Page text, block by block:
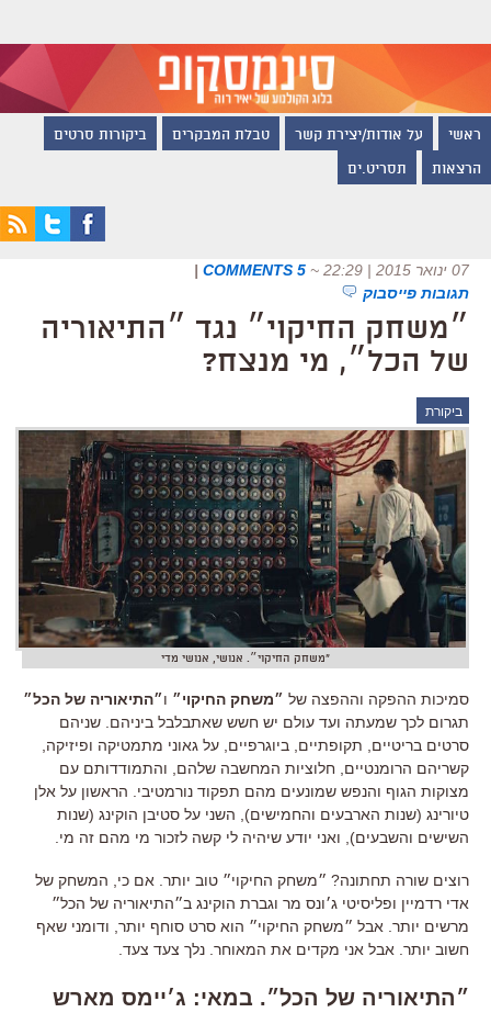
ראשי על אודות/יצירת קשר טבלת המבקרים ביקורות סרטים
הרצאות תסריט.ים
07 ינואר 2015 | 22:29 ~
5 COMMENTS
|
תגובות פייסבוק
״משחק החיקוי״ נגד ״התיאוריה
של הכל״, מי מנצח?
ביקורת
"משחק החיקוי״. אנושי, אנושי מדי
סמיכות ההפקה וההפצה של ״משחק החיקוי״ ו״התיאוריה של הכל״
תגרום לכך שמעתה ועד עולם יש חשש שאתבלבל ביניהם. שניהם
סרטים בריטיים, תקופתיים, ביוגרפיים, על גאוני מתמטיקה ופיזיקה,
קשריהם הרומנטיים, חלוציות המחשבה שלהם, והתמודדותם עם
מצוקות הגוף והנפש שמונעים מהם תפקוד נורמטיבי. הראשון על אלן
טיורינג (שנות הארבעים והחמישים), השני על סטיבן הוקינג (שנות
השישים והשבעים), ואני יודע שיהיה לי קשה לזכור מי מהם זה מי.
רוצים שורה תחתונה? ״משחק החיקוי״ טוב יותר. אם כי, המשחק של
אדי רדמיין ופליסיטי ג׳ונס מר וגברת הוקינג ב״התיאוריה של הכל״
מרשים יותר. אבל ״משחק החיקוי״ הוא סרט סוחף יותר, ודומני שאף
חשוב יותר. אבל אני מקדים את המאוחר. נלך צעד צעד.
״התיאוריה של הכל״. במאי: ג׳יימס מארש